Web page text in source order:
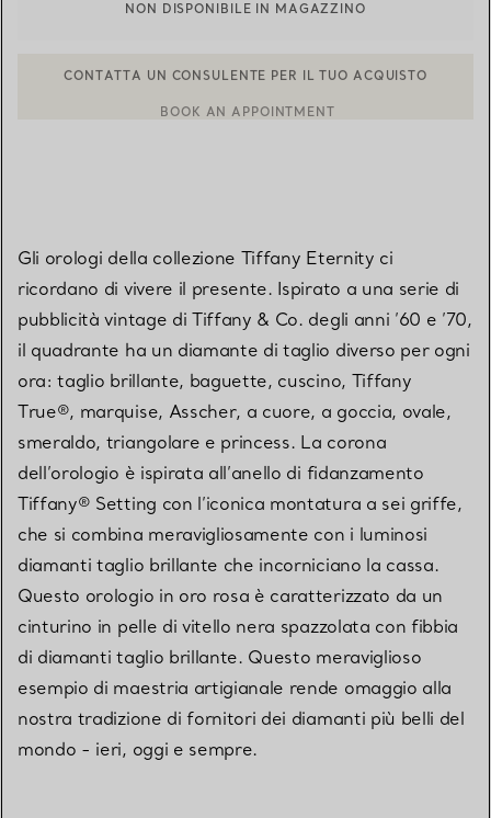
NON DISPONIBILE IN MAGAZZINO
Gli orologi della collezione Tiffany Eternity ci
ricordano di vivere il presente. Ispirato a una serie di
pubblicità vintage di Tiffany & Co. degli anni ’60 e ’70,
il quadrante ha un diamante di taglio diverso per ogni
ora: taglio brillante, baguette, cuscino, Tiffany
True®, marquise, Asscher, a cuore, a goccia, ovale,
smeraldo, triangolare e princess. La corona
dell’orologio è ispirata all’anello di fidanzamento
Tiffany® Setting con l’iconica montatura a sei griffe,
che si combina meravigliosamente con i luminosi
diamanti taglio brillante che incorniciano la cassa.
Questo orologio in oro rosa è caratterizzato da un
cinturino in pelle di vitello nera spazzolata con fibbia
di diamanti taglio brillante. Questo meraviglioso
esempio di maestria artigianale rende omaggio alla
nostra tradizione di fornitori dei diamanti più belli del
mondo - ieri, oggi e sempre.